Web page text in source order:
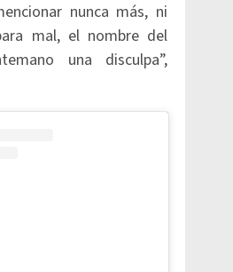
nunca más, ni
mal, el nombre del
una disculpa”,